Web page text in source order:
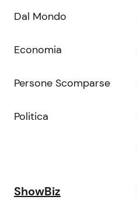
Dal Mondo
Economia
Persone Scomparse
Politica
ShowBiz